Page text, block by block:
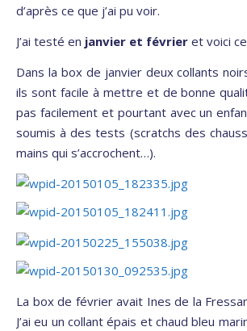
d’après ce que j’ai pu voir.
J’ai testé en janvier et février et voici
Dans la box de janvier deux collants
ils sont facile à mettre et de bonne
pas facilement et pourtant avec un
soumis à des tests (scratchs des
mains qui s’accrochent…).
La box de février avait Ines de la
J’ai eu un collant épais et chaud bleu